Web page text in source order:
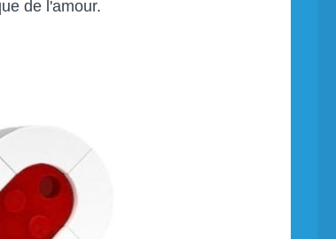
de l'amour.